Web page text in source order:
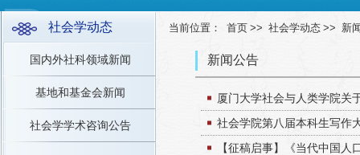
社会学动态
国内外社科领域新闻
基地和基金会新闻
社会学学术咨询公告
当前位置： 首页 >> 社会学动态 >> 新
新闻公告
厦门大学社会与人类学院关
社会学院第八届本科生写作
【征稿启事】《当代中国人